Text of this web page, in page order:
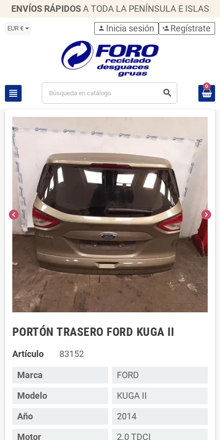
ENVÍOS RÁPIDOS A TODA LA PENÍNSULA E ISLAS
EUR €
view_headline search
person Inicia sesión person_add Regístrate
0
chevron_left chevron_right
PORTÓN TRASERO FORD KUGA II
Artículo 83152
Marca
FORD
Modelo
KUGA II
Año
2014
Motor
2.0 TDCI